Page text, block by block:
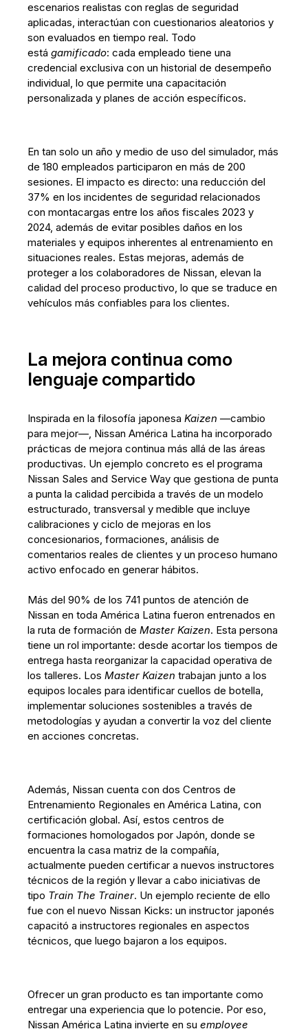
escenarios realistas con reglas de seguridad
aplicadas, interactúan con cuestionarios aleatorios y
son evaluados en tiempo real. Todo
estágamificado: cada empleado tiene una
credencial exclusiva con un historial de desempeño
individual, lo que permite una capacitación
personalizada y planes de acción específicos.
En tan solo un año y medio de uso del simulador, más
de 180 empleados participaron en más de 200
sesiones. El impacto es directo: una reducción del
37% en los incidentes de seguridad relacionados
con montacargas entre los años fiscales 2023 y
2024, además de evitar posibles daños en los
materiales y equipos inherentes al entrenamiento en
situaciones reales. Estas mejoras, además de
proteger a los colaboradores de Nissan, elevan la
calidad del proceso productivo, lo que se traduce en
vehículos más confiables para los clientes.
La mejora continua como
lenguaje compartido
Inspirada en la filosofía japonesaKaizen —cambio
para mejor—, Nissan América Latina ha incorporado
prácticas de mejora continua más allá de las áreas
productivas. Un ejemplo concreto es el programa
Nissan Sales and Service Way que gestiona de punta
a punta la calidad percibida a través de un modelo
estructurado, transversal y medible que incluye
calibraciones y ciclo de mejoras en los
concesionarios, formaciones, análisis de
comentarios reales de clientes y un proceso humano
activo enfocado en generar hábitos.
Más del 90% de los 741 puntos de atención de
Nissan en toda América Latina fueron entrenados en
la ruta de formación deMaster Kaizen. Esta persona
tiene un rol importante: desde acortar los tiempos de
entrega hasta reorganizar la capacidad operativa de
los talleres. LosMaster Kaizen trabajan junto a los
equipos locales para identificar cuellos de botella,
implementar soluciones sostenibles a través de
metodologías y ayudan a convertir la voz del cliente
en acciones concretas.
Además, Nissan cuenta con dos Centros de
Entrenamiento Regionales en América Latina, con
certificación global. Así, estos centros de
formaciones homologados por Japón, donde se
encuentra la casa matriz de la compañía,
actualmente pueden certificar a nuevos instructores
técnicos de la región y llevar a cabo iniciativas de
tipo Train The Trainer. Un ejemplo reciente de ello
fue con el nuevo Nissan Kicks: un instructor japonés
capacitó a instructores regionales en aspectos
técnicos, que luego bajaron a los equipos.
Ofrecer un gran producto es tan importante como
entregar una experiencia que lo potencie. Por eso,
Nissan América Latina invierte en suemployee